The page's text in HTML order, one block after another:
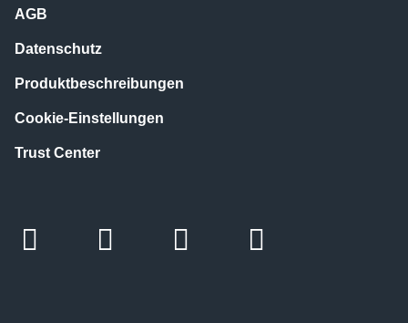
AGB
Datenschutz
Produktbeschreibungen
Cookie-Einstellungen
Trust Center